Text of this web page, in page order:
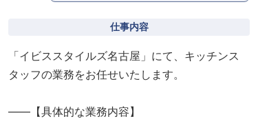
仕事内容
「イビススタイルズ名古屋」にて、キッチンス
タッフの業務をお任せいたします。
――【具体的な業務内容】